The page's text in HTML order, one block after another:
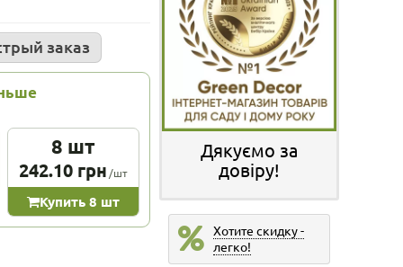
заказ
8 шт
242.10 грн /шт
Купить 8 шт
Дякуємо за
довіру!
Хотите скидку -
легко!